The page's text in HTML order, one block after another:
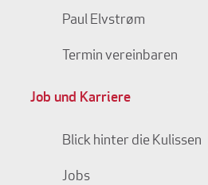
Paul Elvstrøm
Termin vereinbaren
Job und Karriere
Blick hinter die Kulissen
Jobs